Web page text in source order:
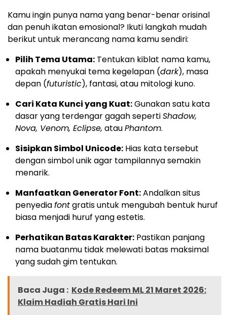
Kamu ingin punya nama yang benar-benar orisinal
dan penuh ikatan emosional? Ikuti langkah mudah
berikut untuk merancang nama kamu sendiri:
Pilih Tema Utama: Tentukan kiblat nama kamu,
apakah menyukai tema kegelapan (dark), masa
depan (futuristic), fantasi, atau mitologi kuno.
Cari Kata Kunci yang Kuat:Gunakan satu kata
dasar yang terdengar gagah sepertiShadow,
Nova, Venom, Eclipse, atauPhantom.
Sisipkan Simbol Unicode: Hias kata tersebut
dengan simbol unik agar tampilannya semakin
menarik.
Manfaatkan Generator Font:Andalkan situs
penyediafontgratis untuk mengubah bentuk huruf
biasa menjadi huruf yang estetis.
Perhatikan Batas Karakter: Pastikan panjang
nama buatanmu tidak melewati batas maksimal
yang sudah gim tentukan.
Baca Juga : Kode Redeem ML 21 Maret 2026:
Klaim Hadiah Gratis Hari Ini